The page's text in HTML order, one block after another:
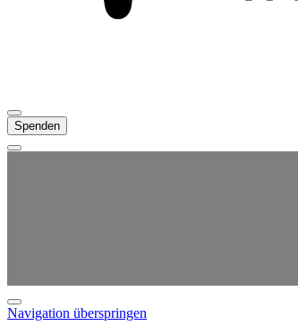
Spenden
Navigation überspringen